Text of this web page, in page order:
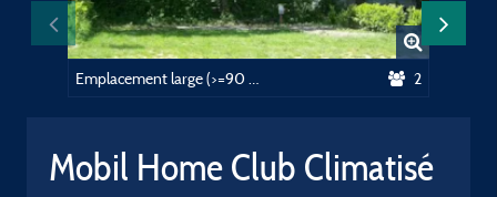
2
Mobil Home Club Climatisé